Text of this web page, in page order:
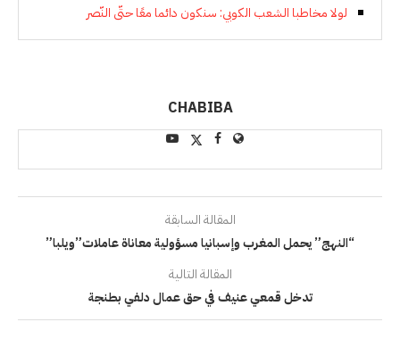
لولا مخاطبا الشعب الكوبي: سنكون دائما معًا حتّى النّصر
CHABIBA
المقالة السابقة
“النهج” يحمل المغرب وإسبانيا مسؤولية معاناة عاملات”ويلبا”
المقالة التالية
تدخل قمعي عنيف في حق عمال دلفي بطنجة